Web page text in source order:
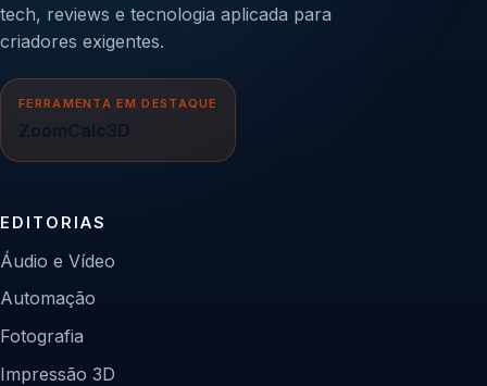
tech, reviews e tecnologia aplicada para
criadores exigentes.
FERRAMENTA EM DESTAQUE
ZoomCalc3D
EDITORIAS
Áudio e Vídeo
Automação
Fotografia
Impressão 3D